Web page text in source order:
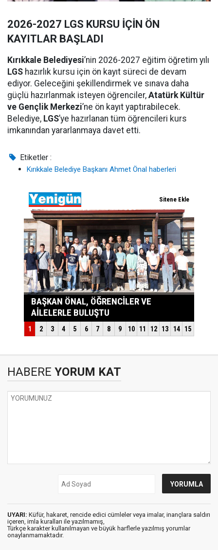
2026-2027 LGS KURSU İÇİN ÖN
KAYITLAR BAŞLADI
Kırıkkale Belediyesi’nin 2026-2027 eğitim öğretim yılı
LGS hazırlık kursu için ön kayıt süreci de devam
ediyor. Geleceğini şekillendirmek ve sınava daha
güçlü hazırlanmak isteyen öğrenciler, Atatürk Kültür
ve Gençlik Merkezi’ne ön kayıt yaptırabilecek.
Belediye, LGS’ye hazırlanan tüm öğrencileri kurs
imkanından yararlanmaya davet etti.
Etiketler :
Kırıkkale Belediye Başkanı Ahmet Önal haberleri
HABERE YORUM KAT
UYARI: Küfür, hakaret, rencide edici cümleler veya imalar, inançlara saldırı
içeren, imla kuralları ile yazılmamış,
Türkçe karakter kullanılmayan ve büyük harflerle yazılmış yorumlar
onaylanmamaktadır.